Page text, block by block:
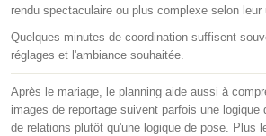
rendu spectaculaire ou plus complexe selon leur
Quelques minutes de coordination suffisent
réglages et l'ambiance souhaitée.
Après le mariage, le planning aide aussi à
images de reportage suivent parfois une
de relations plutôt qu'une logique de pose. Plus